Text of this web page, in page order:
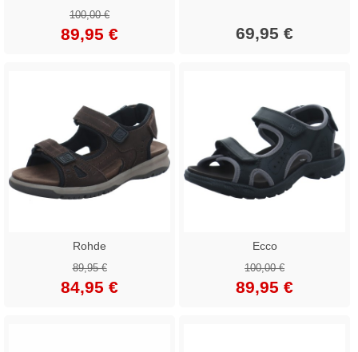
100,00 €
89,95 € 69,95 €
Rohde
89,95 €
84,95 €
Ecco
100,00 €
89,95 €